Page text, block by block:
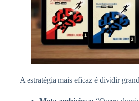
A estratégia mais eficaz é dividir